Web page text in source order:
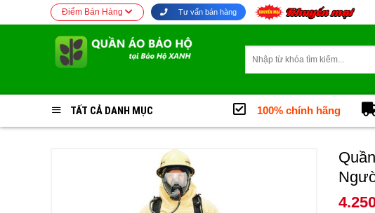
qua
Điểm Bán Hàng Tư vấn bán hàng
kiếm:
TẤT CẢ DANH MỤC 100% chính hãng